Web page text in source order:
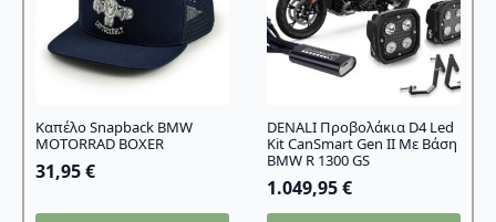
Καπέλο Snapback BMW
MOTORRAD BOXER
31,95€
DENALI Προβολάκια D4 Led
Kit CanSmart Gen II Με Βάση
BMW R 1300 GS
1.049,95€